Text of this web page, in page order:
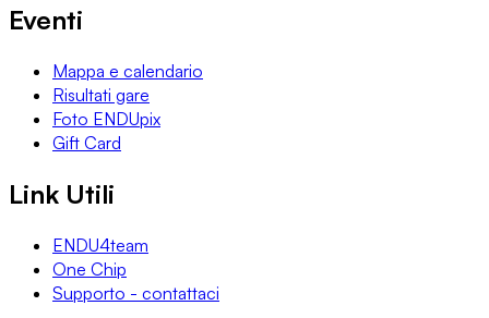
Eventi
Mappa e calendario
Risultati gare
Foto ENDUpix
Gift Card
Link Utili
ENDU4team
One Chip
Supporto - contattaci